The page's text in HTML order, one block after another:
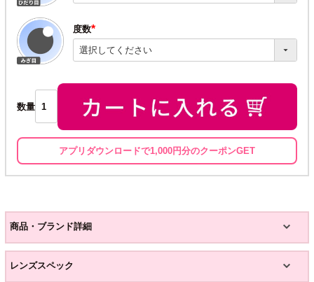
度数
(必
須)
数量
アプリダウンロードで1,000円分のクーポンGET
商品・ブランド詳細
レンズスペック